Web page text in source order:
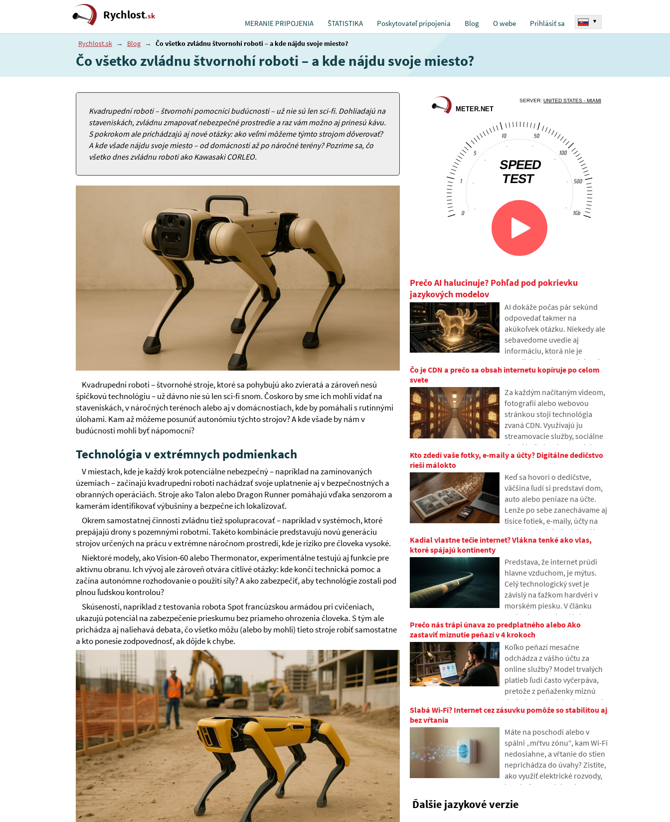
Rychlost.sk
MERANIE PRIPOJENIA ŠTATISTIKA Poskytovateľ pripojenia Blog O webe Prihlásiť sa ▾
Rychlost.sk → Blog → Čo všetko zvládnu štvornohí roboti – a kde nájdu svoje miesto?
Čo všetko zvládnu štvornohí roboti – a kde nájdu svoje miesto?
Kvadrupední roboti – štvornohí pomocníci budúcnosti – už nie sú len sci-fi. Dohliadajú na
staveniskách, zvládnu zmapovať nebezpečné prostredie a raz vám možno aj prinesú kávu.
S pokrokom ale prichádzajú aj nové otázky: ako veľmi môžeme týmto strojom dôverovať?
A kde všade nájdu svoje miesto – od domácnosti až po náročné terény? Pozrime sa, čo
všetko dnes zvládnu roboti ako Kawasaki CORLEO.
Kvadrupední roboti – štvornohé stroje, ktoré sa pohybujú ako zvieratá a zároveň nesú
špičkovú technológiu – už dávno nie sú len sci-fi snom. Čoskoro by sme ich mohli vídať na
staveniskách, v náročných terénoch alebo aj v domácnostiach, kde by pomáhali s rutinnými
úlohami. Kam až môžeme posunúť autonómiu týchto strojov? A kde všade by nám v
budúcnosti mohli byť nápomocní?
Technológia v extrémnych podmienkach
V miestach, kde je každý krok potenciálne nebezpečný – napríklad na zamínovaných
územiach – začínajú kvadrupední roboti nachádzať svoje uplatnenie aj v bezpečnostných a
obranných operáciách. Stroje ako Talon alebo Dragon Runner pomáhajú vďaka senzorom a
kamerám identifikovať výbušniny a bezpečne ich lokalizovať.
Okrem samostatnej činnosti zvládnu tiež spolupracovať – napríklad v systémoch, ktoré
prepájajú drony s pozemnými robotmi. Takéto kombinácie predstavujú novú generáciu
strojov určených na prácu v extrémne náročnom prostredí, kde je riziko pre človeka vysoké.
Niektoré modely, ako Vision-60 alebo Thermonator, experimentálne testujú aj funkcie pre
aktívnu obranu. Ich vývoj ale zároveň otvára citlivé otázky: kde končí technická pomoc a
začína autonómne rozhodovanie o použití sily? A ako zabezpečiť, aby technológie zostali pod
plnou ľudskou kontrolou?
Skúsenosti, napríklad z testovania robota Spot francúzskou armádou pri cvičeniach,
ukazujú potenciál na zabezpečenie prieskumu bez priameho ohrozenia človeka. S tým ale
prichádza aj naliehavá debata, čo všetko môžu (alebo by mohli) tieto stroje robiť samostatne
a kto ponesie zodpovednosť, ak dôjde k chybe.
Prečo AI halucinuje? Pohľad pod pokrievku
jazykových modelov
AI dokáže počas pár sekúnd
odpovedať takmer na
akúkoľvek otázku. Niekedy ale
sebavedome uvedie aj
informáciu, ktorá nie je
pravdivá. Prečo sa to deje a čo
sú takzvané AI halucinácie? V
jazykové modely fungujú,
prečo niekedy vytvárajú
nepravdivé odpovede a ako sa
vývojári snažia tento problém
postupne obmedziť.
Čo je CDN a prečo sa obsah internetu kopíruje po celom
svete
Za každým načítaným videom,
fotografií alebo webovou
stránkou stojí technológia
zvaná CDN. Využívajú ju
streamovacie služby, sociálne
siete i bežné weby, napriek
tomu o nej mnoho ľudí nikdy
vysvetlíme, čo táto skratka
znamená, ako funguje, prečo
sa obsah internetu ukladá na
rôznych miestach sveta a prečo
sa bez nej dnešný internet len
Kto zdedí vaše fotky, e-maily a účty? Digitálne dedičstvo
rieši málokto
Keď sa hovorí o dedičstve,
väčšina ľudí si predstaví dom,
auto alebo peniaze na účte.
Lenže po sebe zanechávame aj
tisíce fotiek, e-maily, účty na
sociálnych sieťach alebo dáta
uložené v cloude. Čo sa s nimi
prístup? V článku sa pozrieme
na to, ako funguje digitálne
dedičstvo, prečo môžu mať
pozostalí s dátami problémy a
ako si v online stope urobiť
Kadial vlastne tečie internet? Vlákna tenké ako vlas,
ktoré spájajú kontinenty
Predstava, že internet prúdi
hlavne vzduchom, je mýtus.
Celý technologický svet je
závislý na ťažkom hardvéri v
morském piesku. V článku
preberieme technológiu
podmorských káblov. Dozviete
sa, ako fungujú optické vlákna,
čo znamená ich pokládka z lodí
a ako sa z hlbín oceánov stalo
geopolitické bojisko.
Prečo nás trápi únava zo predplatného alebo Ako
zastaviť miznutie peňazí v 4 krokoch
Koľko peňazí mesačne
odchádza z vášho účtu za
online služby? Model trvalých
platieb ľudí často vyčerpáva,
pretože z peňaženky miznú
desiatky drobných súm, ktoré
sa postupne nazbierajú v
sa oprieme o čerstvé dáta z
roku 2026, ukážeme si
priepastný rozdiel medzi
našimi odhadmi a realitou a
ponúkneme štyri konkrétne
niečo viac pod kontrolou.
Slabá Wi-Fi? Internet cez zásuvku pomôže so stabilitou aj
bez vŕtania
Máte na poschodí alebo v
spálni „mŕtvu zónu“, kam Wi-Fi
nedosiahne, a vŕtanie do stien
neprichádza do úvahy? Zistite,
ako využiť elektrické rozvody,
ktoré už v stenách máte, na
sieti. V článku vám ukážeme,
Ďalšie jazykové verzie